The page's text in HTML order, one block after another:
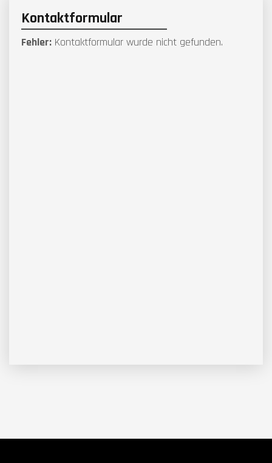
Kontaktformular
Fehler: Kontaktformular wurde nicht gefunden.